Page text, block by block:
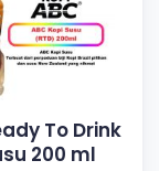
To Drink
200 ml